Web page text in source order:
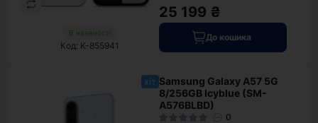
В наявності
Код: K-855941
25 199 ₴
До кошика
хіт Samsung Galaxy A57 5G
8/256GB Icyblue (SM-
A576BLBD)
0